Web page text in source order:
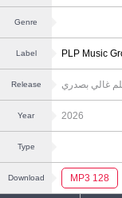
Genre
Label PLP Music
Release غالي بصدري
Year 2026
Type
Download MP3 128